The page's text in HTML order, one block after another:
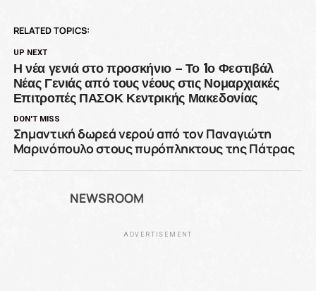
RELATED TOPICS:
UP NEXT
Η νέα γενιά στο προσκήνιο – Το 1ο Φεστιβάλ
Νέας Γενιάς από τους νέους στις Νομαρχιακές
Επιτροπές ΠΑΣΟΚ Κεντρικής Μακεδονίας
DON'T MISS
Σημαντική δωρεά νερού από τον Παναγιώτη
Μαρινόπουλο στους πυρόπληκτους της Πάτρας
NEWSROOM
ADVERTISEMENT